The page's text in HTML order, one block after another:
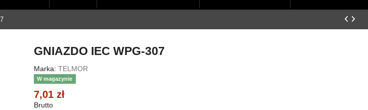
GNIAZDO IEC WPG-307
Marka: TELMOR
W magazynie
7,01 zł
Brutto